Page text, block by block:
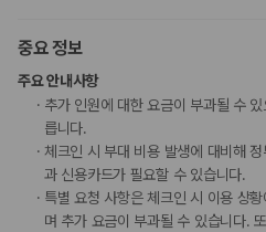
중요 정보
주요 안내사항
추가 인원에 대한 요금이 부과될 수
릅니다.
체크인 시 부대 비용 발생에 대비해
과 신용카드가 필요할 수 있습니다.
특별 요청 사항은 체크인 시 이용 상
며 추가 요금이 부과될 수 있습니다.